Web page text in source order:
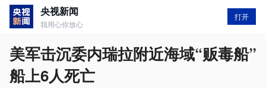
央视新闻
我用心你放心
打开
美军击沉委内瑞拉附近海域“贩毒船”
船上6人死亡